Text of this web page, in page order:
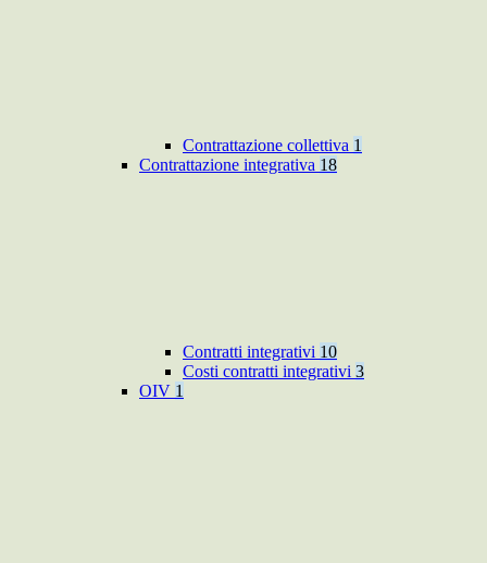
Contrattazione collettiva 1
Contrattazione integrativa 18
Contratti integrativi 10
Costi contratti integrativi 3
OIV 1